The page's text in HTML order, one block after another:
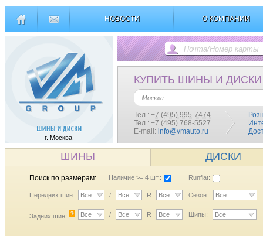
НОВОСТИ О КОМПАНИИ
г. Москва
КУПИТЬ ШИНЫ И ДИСКИ
Москва
Тел.: +7 (495) 995-7474
Тел.: +7 (495) 768-5527
E-mail: info@vmauto.ru
ШИНЫ ДИСКИ
Поиск по размерам: Наличие >= 4 шт.: Runflat:
Передних шин: Все / Все R Все Сезон: Все
Задних шин: ? Все / Все R Все Шипы: Все